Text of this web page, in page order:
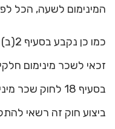
המינימום לשעה, הכל לפי
כמו
זכאי לשכר מינימום
בסעיף 18 לחוק
ביצוע חוק זה רשאי